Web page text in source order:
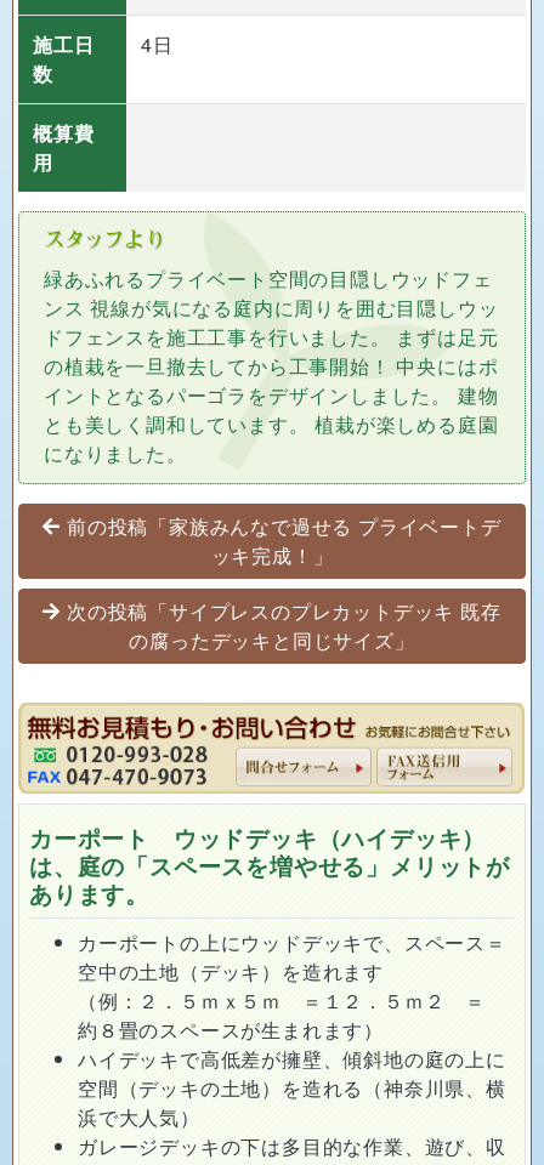
施工日
数
4日
概算費
用
緑あふれるプライベート空間の目隠しウッドフェ
ンス 視線が気になる庭内に周りを囲む目隠しウッ
ドフェンスを施工工事を行いました。 まずは足元
の植栽を一旦撤去してから工事開始！ 中央にはポ
イントとなるパーゴラをデザインしました。 建物
とも美しく調和しています。 植栽が楽しめる庭園
になりました。
投稿ナビゲーション
前の投稿「家族みんなで過せる プライベートデ
ッキ完成！」
次の投稿「サイプレスのプレカットデッキ 既存
の腐ったデッキと同じサイズ」
カーポート ウッドデッキ（ハイデッキ）
は、庭の「スペースを増やせる」メリットが
あります。
カーポートの上にウッドデッキで、スペース＝
空中の土地（デッキ）を造れます
（例：２．５ｍｘ５ｍ ＝１２．５ｍ２ ＝
約８畳のスペースが生まれます）
ハイデッキで高低差が擁壁、傾斜地の庭の上に
空間（デッキの土地）を造れる（神奈川県、横
浜で大人気）
ガレージデッキの下は多目的な作業、遊び、収